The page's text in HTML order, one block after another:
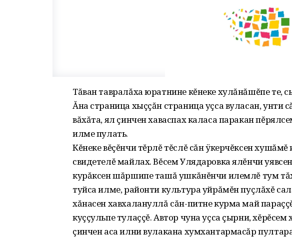
Тăван тавралăха юратнине кĕнеке хулăнăшĕпе те,
Ăна страница хыççăн страница уçса вуласан, унти
вăхăта, ял çинчен хаваспах каласа паракан
илме пулать.
Кĕнеке вĕçĕнчи тĕрлĕ тĕслĕ сăн ÿкерчĕксен
свидетелĕ майлах. Вĕсем Улядаровка ялĕнчи
курăксен шăршипе ташă ушкăнĕнчи илемлĕ тум
туйса илме, районти культура уйрăмĕн пуçлăхĕ
хăнасен хавхалануллă сăн-питне курма май
куççульпе тулаççĕ. Автор чуна уçса çырни,
çинчен аса илни вулакана хумхантармасăр